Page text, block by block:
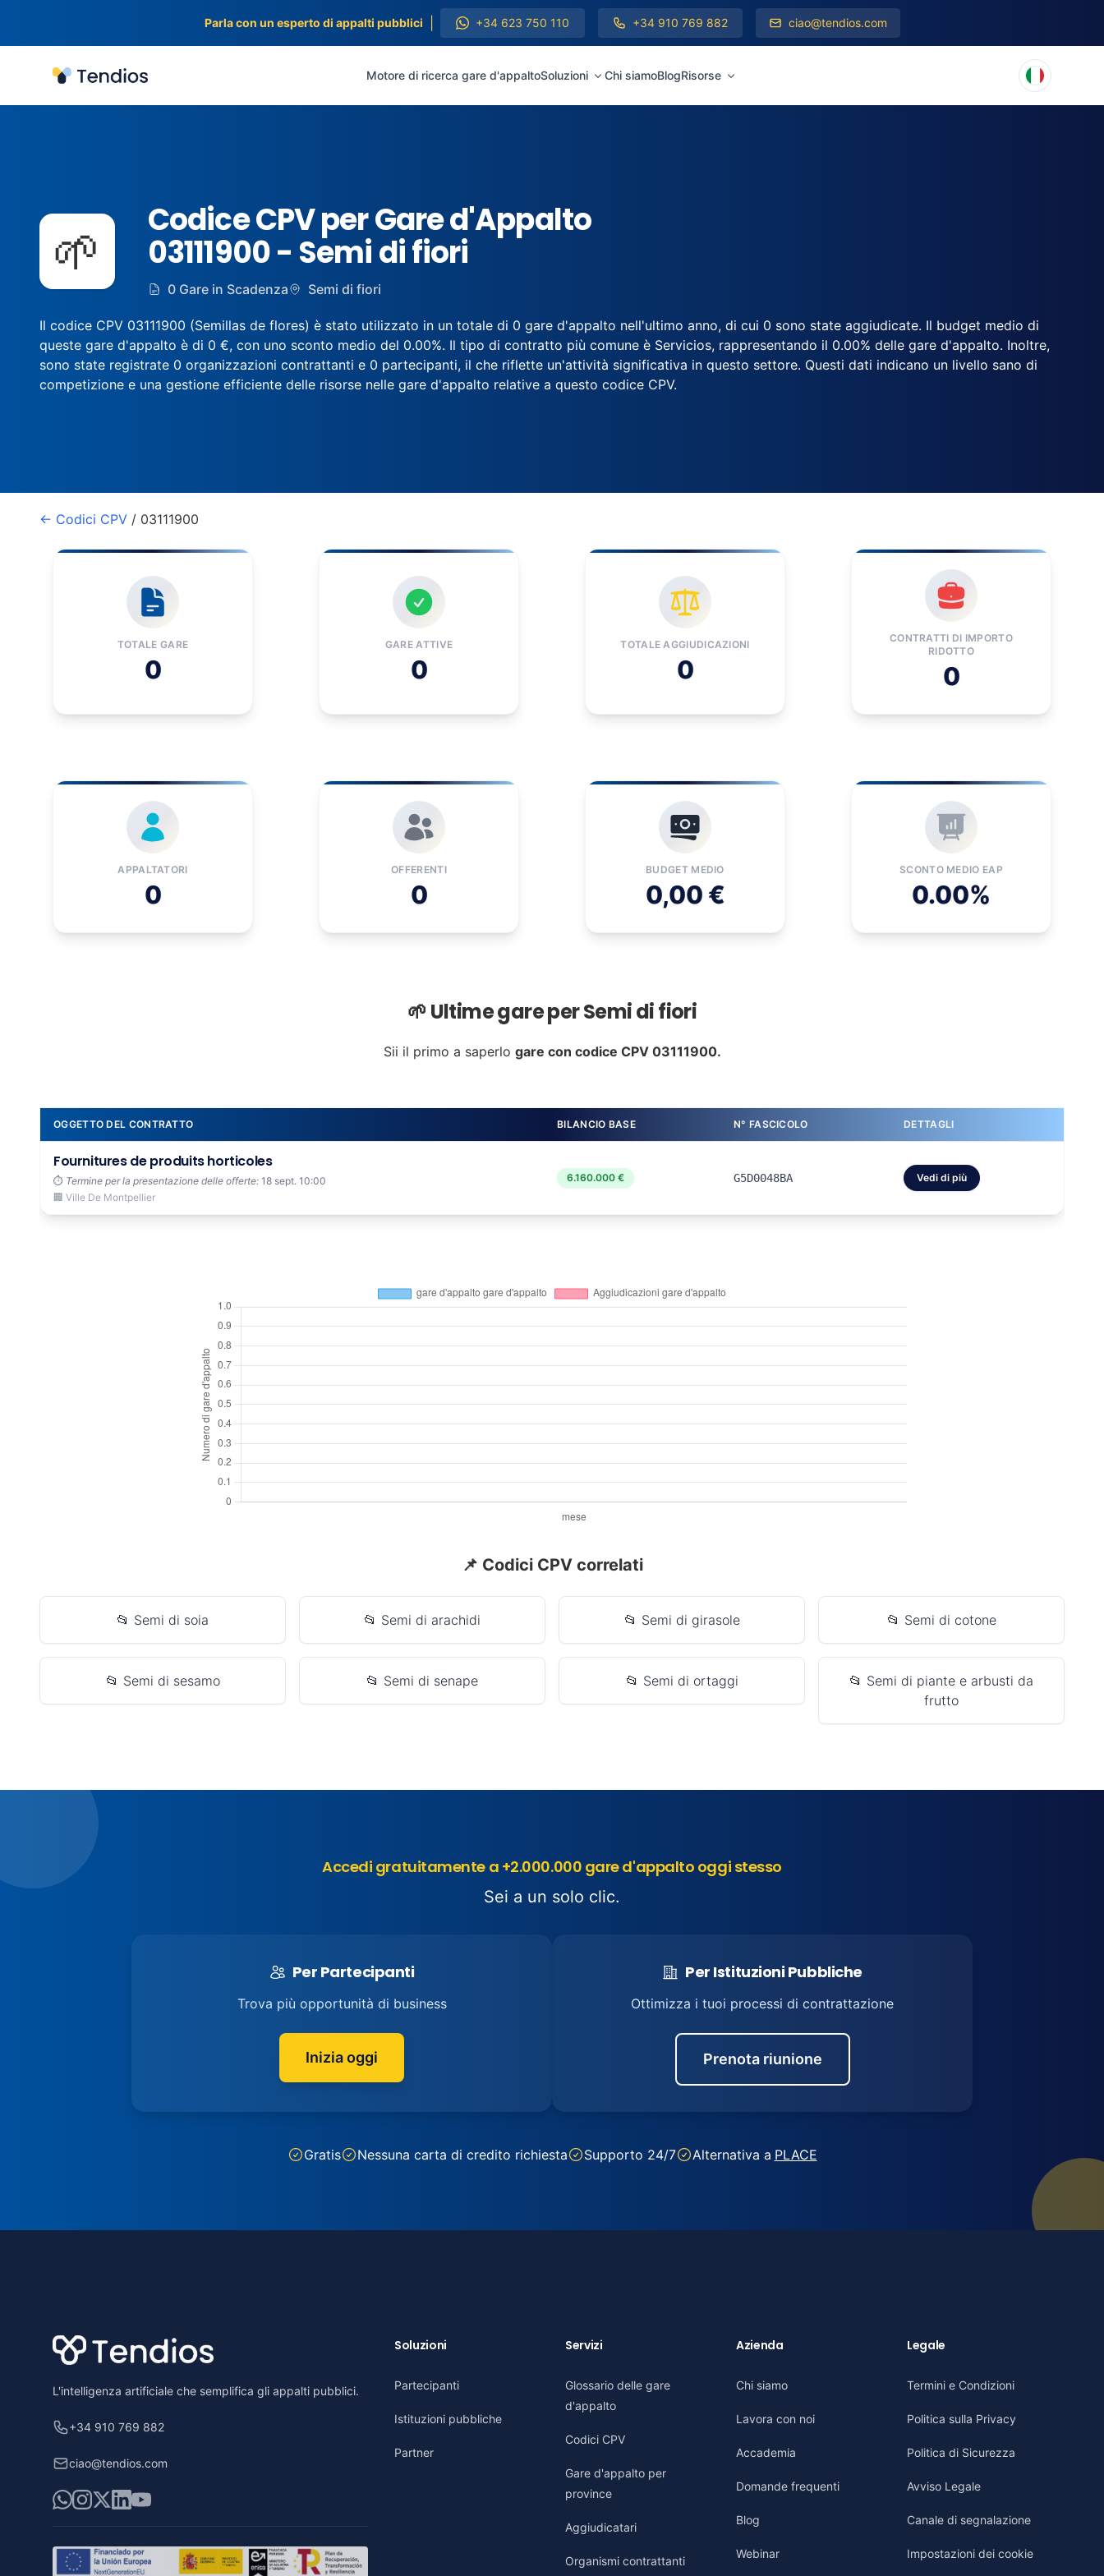
Parla con un esperto di appalti pubblici +34 623 750 110 +34 910 769 882 ciao@tendios.com
Tendios Motore di ricerca gare d'appaltoSoluzioni Chi siamoBlogRisorse
🌱
Codice CPV per Gare d'Appalto
03111900 - Semi di fiori
0 Gare in Scadenza Semi di fiori
Il codice CPV 03111900 (Semillas de flores) è stato utilizzato in un totale di 0 gare d'appalto nell'ultimo anno, di cui 0 sono state aggiudicate. Il budget medio di
queste gare d'appalto è di 0 €, con uno sconto medio del 0.00%. Il tipo di contratto più comune è Servicios, rappresentando il 0.00% delle gare d'appalto. Inoltre,
sono state registrate 0 organizzazioni contrattanti e 0 partecipanti, il che riflette un'attività significativa in questo settore. Questi dati indicano un livello sano di
competizione e una gestione efficiente delle risorse nelle gare d'appalto relative a questo codice CPV.
← Codici CPV / 03111900
TOTALE GARE
0
GARE ATTIVE
0
TOTALE AGGIUDICAZIONI
0
CONTRATTI DI IMPORTO
RIDOTTO
0
APPALTATORI
0
OFFERENTI
0
BUDGET MEDIO
0,00 €
SCONTO MEDIO EAP
0.00%
🌱 Ultime gare per Semi di fiori
Sii il primo a saperlo gare con codice CPV 03111900.
OGGETTO DEL CONTRATTO BILANCIO BASE N° FASCICOLO DETTAGLI
Fournitures de produits horticoles
⏱️ Termine per la presentazione delle offerte: 18 sept. 10:00
🏢 Ville De Montpellier
6.160.000 € G5D0048BA Vedi di più
📌 Codici CPV correlati
📂 Semi di soia 📂 Semi di arachidi 📂 Semi di girasole 📂 Semi di cotone
📂 Semi di sesamo 📂 Semi di senape 📂 Semi di ortaggi
📂 Semi di piante e arbusti da
frutto
Accedi gratuitamente a +2.000.000 gare d'appalto oggi stesso
Sei a un solo clic.
Per Partecipanti
Trova più opportunità di business
Inizia oggi
Per Istituzioni Pubbliche
Ottimizza i tuoi processi di contrattazione
Prenota riunione
Gratis Nessuna carta di credito richiesta Supporto 24/7 Alternativa a PLACE
L'intelligenza artificiale che semplifica gli appalti pubblici.
+34 910 769 882
ciao@tendios.com
WhatsApp
Instagram
X LinkedIn
YouTube
Soluzioni
Partecipanti
Istituzioni pubbliche
Partner
Servizi
Glossario delle gare
d'appalto
Codici CPV
Gare d'appalto per
province
Aggiudicatari
Organismi contrattanti
Azienda
Chi siamo
Lavora con noi
Accademia
Domande frequenti
Blog
Webinar
Legale
Termini e Condizioni
Politica sulla Privacy
Politica di Sicurezza
Avviso Legale
Canale di segnalazione
Impostazioni dei cookie